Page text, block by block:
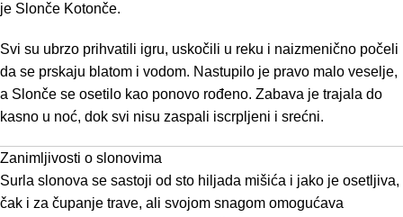
je Slonče Kotonče.
Svi su ubrzo prihvatili igru, uskočili u reku i naizmenično počeli
da se prskaju blatom i vodom. Nastupilo je pravo malo veselje,
a Slonče se osetilo kao ponovo rođeno. Zabava je trajala do
kasno u noć, dok svi nisu zaspali iscrpljeni i srećni.
Zanimljivosti o slonovima
Surla slonova se sastoji od sto hiljada mišića i jako je osetljiva,
čak i za čupanje trave, ali svojom snagom omogućava